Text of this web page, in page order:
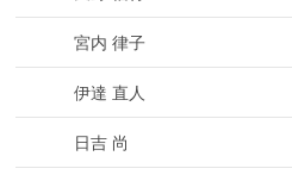
宮内 律子
伊達 直人
日吉 尚